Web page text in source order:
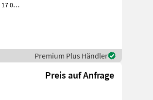
Premium Plus Händler
Preis auf Anfrage